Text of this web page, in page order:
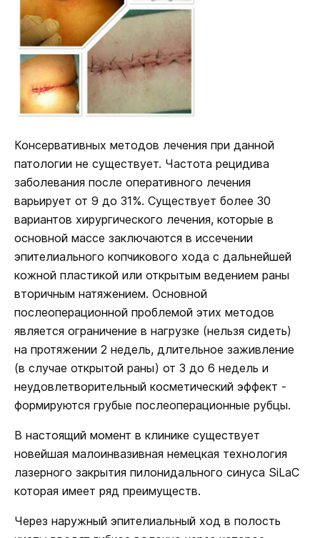
Консервативных методов лечения при данной
патологии не существует. Частота рецидива
заболевания после оперативного лечения
варьирует от 9 до 31%. Существует более 30
вариантов хирургического лечения, которые в
основной массе заключаются в иссечении
эпителиального копчикового хода с дальнейшей
кожной пластикой или открытым ведением раны
вторичным натяжением. Основной
послеоперационной проблемой этих методов
является ограничение в нагрузке (нельзя сидеть)
на протяжении 2 недель, длительное заживление
(в случае открытой раны) от 3 до 6 недель и
неудовлетворительный косметический эффект -
формируются грубые послеоперационные рубцы.
В настоящий момент в клинике существует
новейшая малоинвазивная немецкая технология
лазерного закрытия пилонидального синуса SiLaC
которая имеет ряд преимуществ.
Через наружный эпителиальный ход в полость